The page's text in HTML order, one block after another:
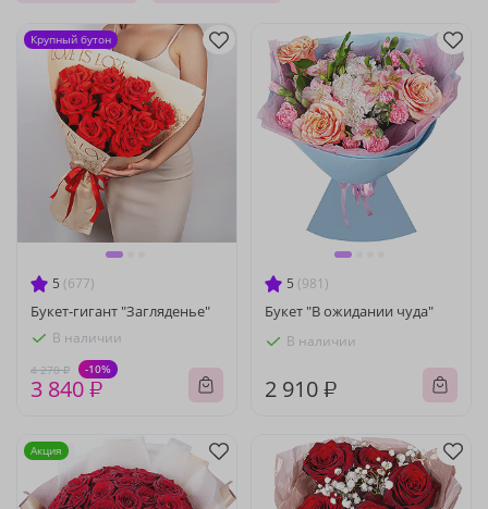
5 (677)
Букет-гигант "Загляденье"
В наличии
4 270 ₽ -10%
3 840 ₽
Крупный бутон
5 (981)
Букет "В ожидании чуда"
В наличии
2 910 ₽
Акция